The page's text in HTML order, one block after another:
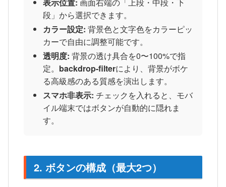
段」から選択できます。
カラー設定: 背景色と文字色をカラーピッ
カーで自由に調整可能です。
透明度: 背景の透け具合を0〜100%で指
定。 backdrop-filterにより、背景がボケ
る高級感のある質感を演出します。
スマホ非表示: チェックを入れると、モバ
イル端末ではボタンが自動的に隠れま
す。
2. ボタンの構成（最大2つ）